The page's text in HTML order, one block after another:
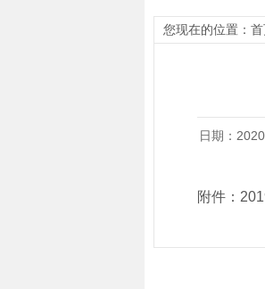
您现在的位置：
日期：
附件：